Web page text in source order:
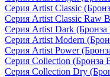
Серия Artist Classic
Серия Artist Classic Raw
Серия Artist Dark (Бронза
Серия Artist Modern
Серия Artist Power
Серия Collection (Бронза
Серия Collection Dry